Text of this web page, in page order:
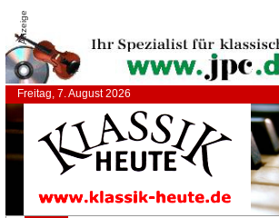
Anzeige
Freitag, 7. August 2026